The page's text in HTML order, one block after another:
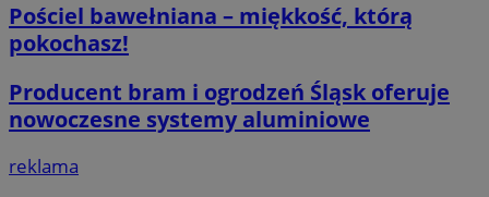
Pościel bawełniana – miękkość, którą
pokochasz!
Producent bram i ogrodzeń Śląsk oferuje
nowoczesne systemy aluminiowe
reklama